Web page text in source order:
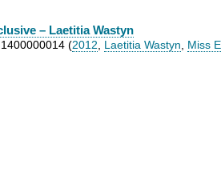
– Laetitia Wastyn
(2012 Laetitia Wastyn Miss